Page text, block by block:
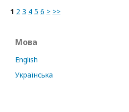
1 2 3 4 5 6 > >>
Мова
English
Українська